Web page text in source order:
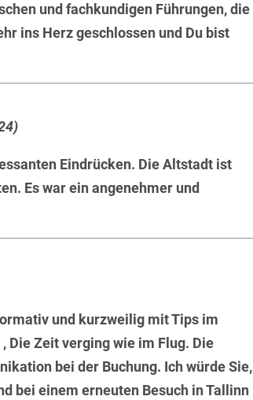
und fachkundigen Führungen, die
ins Herz geschlossen und Du bist
Eindrücken. Die Altstadt ist
Es war ein angenehmer und
und kurzweilig mit Tips im
Die Zeit verging wie im Flug. Die
bei der Buchung. Ich würde Sie,
bei einem erneuten Besuch in Tallinn